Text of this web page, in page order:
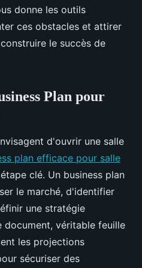
donne les outils
ces obstacles et attirer
le succès de
Plan pour
d'ouvrir une salle
plan efficace pour salle
clé. Un business plan
le marché, d'identifier
une stratégie
document, véritable feuille
les projections
sécuriser des